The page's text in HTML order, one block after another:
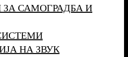
ЗА САМОГРАДБА И
НА ЗВУК